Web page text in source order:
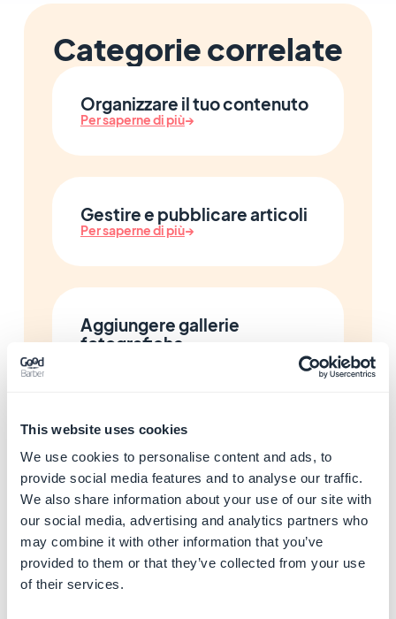
This website uses cookies
We use cookies to personalise content and ads, to
provide social media features and to analyse our traffic.
We also share information about your use of our site with
our social media, advertising and analytics partners who
may combine it with other information that you’ve
provided to them or that they’ve collected from your use
of their services.
Categorie correlate
Organizzare il tuo contenuto
Per saperne di più→
Gestire e pubblicare articoli
Per saperne di più→
Aggiungere gallerie
fotografiche
Aggiungere mappe e punti di
interesse
Gestire l'agenda e gli eventi